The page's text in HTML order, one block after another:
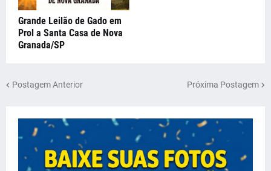
Grande Leilão de Gado em
Prol a Santa Casa de Nova
Granada/SP
Postagem Anterior Próxima Postagem